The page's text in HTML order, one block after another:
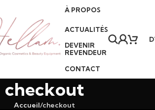
À PROPOS
ACTUALITÉS
DEVENIR
REVENDEUR
CONTACT
checkout
Accueil checkout
Livraison partout en Tunisie • Paiement à la livraison